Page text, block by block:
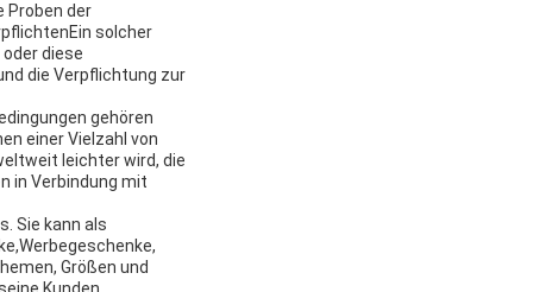
Proben der
solcher
diese
die Verpflichtung zur
gehören
einer Vielzahl von
leichter wird, die
in Verbindung mit
Sie kann als
Größen und